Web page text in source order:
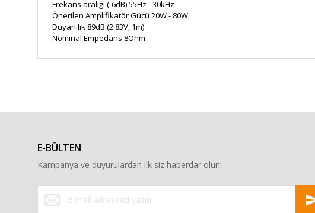
Frekans aralığı (-6dB)55Hz - 30kHz
Önerilen Amplifikatör Gücü 20W - 80W
Duyarlılık 89dB (2.83V, 1m)
Nominal Empedans 8Ohm
Ürün bilgilerinde hatalar bulunuyor.
Ürün fiyatı diğer sitelerden daha pahalı.
Bu ürüne benzer farklı alternatifler olmalı.
E-BÜLTEN
Kampanya ve duyurulardan ilk siz haberdar olun!